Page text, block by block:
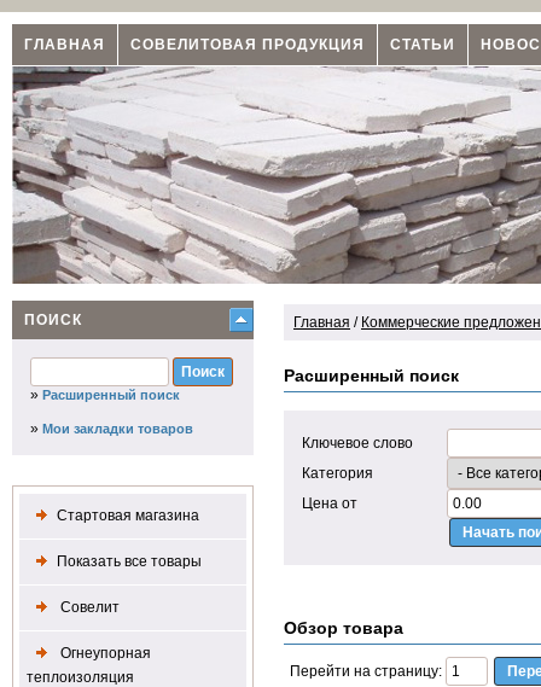
ГЛАВНАЯ СОВЕЛИТОВАЯ ПРОДУКЦИЯ СТАТЬИ
ПОИСК
» Расширенный поиск
» Мои закладки товаров
Стартовая магазина
Показать все товары
Совелит
Огнеупорная
теплоизоляция
Главная / Коммерческие
Расширенный поиск
Ключевое слово
Категория
Цена от
Обзор товара
Перейти на страницу: